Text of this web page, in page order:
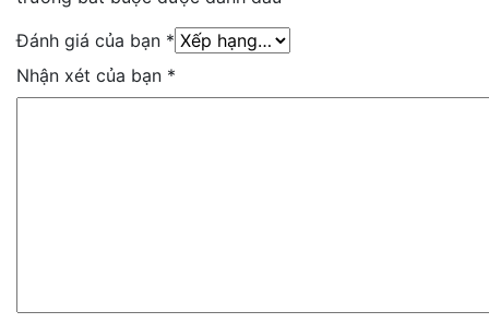
Đánh giá của bạn *
Nhận xét của bạn *